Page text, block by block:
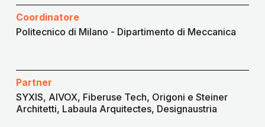
Coordinatore
Politecnico di Milano - Dipartimento di Meccanica
Partner
SYXIS, AIVOX, Fiberuse Tech, Origoni e Steiner
Architetti, Labaula Arquitectes, Designaustria